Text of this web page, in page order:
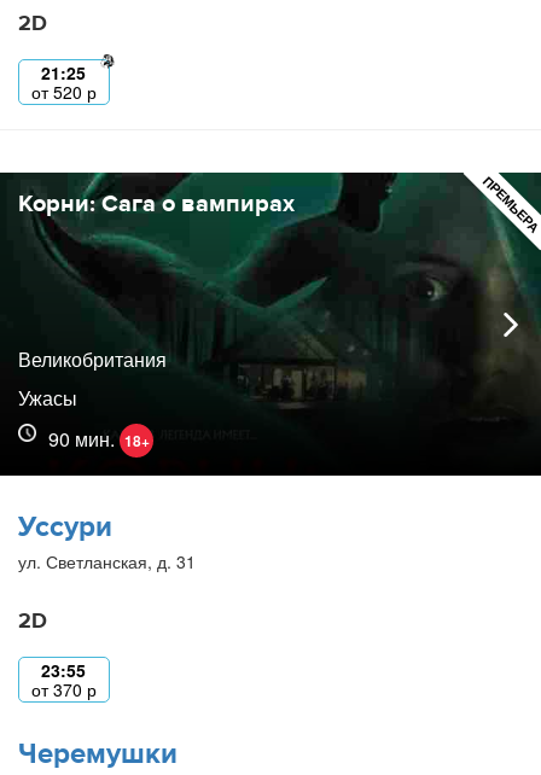
2D
21:25
от520 р
Корни: Сага о вампирах
Великобритания
Ужасы
90 мин. 18+
Уссури
ул. Светланская, д. 31
2D
23:55
от370 р
Черемушки